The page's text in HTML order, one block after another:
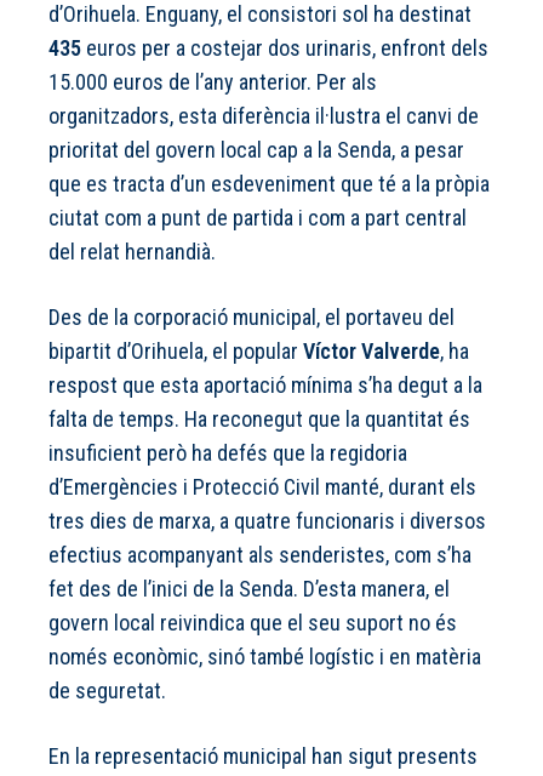
d’Orihuela. Enguany, el consistori sol ha destinat
435 euros per a costejar dos urinaris, enfront dels
15.000 euros de l’any anterior. Per als
organitzadors, esta diferència il·lustra el canvi de
prioritat del govern local cap a la Senda, a pesar
que es tracta d’un esdeveniment que té a la pròpia
ciutat com a punt de partida i com a part central
del relat hernandià.
Des de la corporació municipal, el portaveu del
bipartit d’Orihuela, el popular Víctor Valverde, ha
respost que esta aportació mínima s’ha degut a la
falta de temps. Ha reconegut que la quantitat és
insuficient però ha defés que la regidoria
d’Emergències i Protecció Civil manté, durant els
tres dies de marxa, a quatre funcionaris i diversos
efectius acompanyant als senderistes, com s’ha
fet des de l’inici de la Senda. D’esta manera, el
govern local reivindica que el seu suport no és
només econòmic, sinó també logístic i en matèria
de seguretat.
En la representació municipal han sigut presents